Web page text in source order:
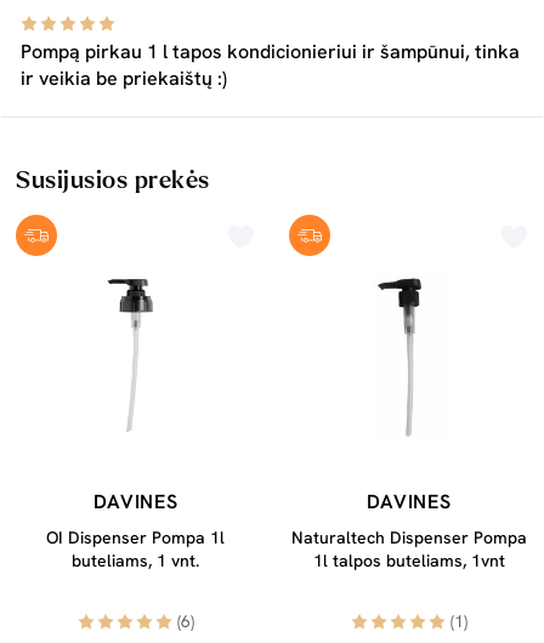
Pompą pirkau 1 l tapos kondicionieriui ir šampūnui, tinka
ir veikia be priekaištų :)
Susijusios prekės
DAVINES
OI Dispenser Pompa 1l
buteliams, 1 vnt.
(6)
DAVINES
Naturaltech Dispenser Pompa
1l talpos buteliams, 1vnt
(1)